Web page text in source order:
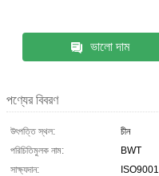
ভালো দাম
পণ্যের বিবরণ
উৎপত্তি স্থল:
চীন
পরিচিতিমুলক নাম:
BWT
সাক্ষ্যদান:
ISO9001